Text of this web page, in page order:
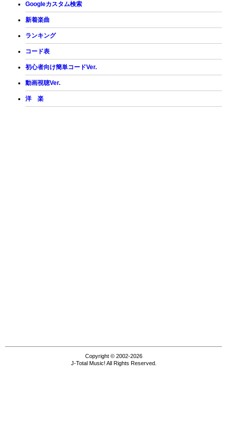
Googleカスタム検索
新着楽曲
ランキング
コード表
初心者向け簡単コードVer.
動画視聴Ver.
洋 楽
Copyright © 2002-2026
J-Total Music! All Rights Reserved.